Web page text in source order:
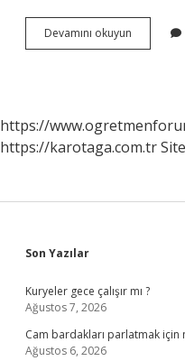
Devamını okuyun
Kök
https://
https://karotaga.com.tr
Sidebar
Son Yazılar
Kuryeler gece çalışır mı ?
Ağustos 7, 2026
Cam bardakları parlatmak için
Ağustos 6, 2026